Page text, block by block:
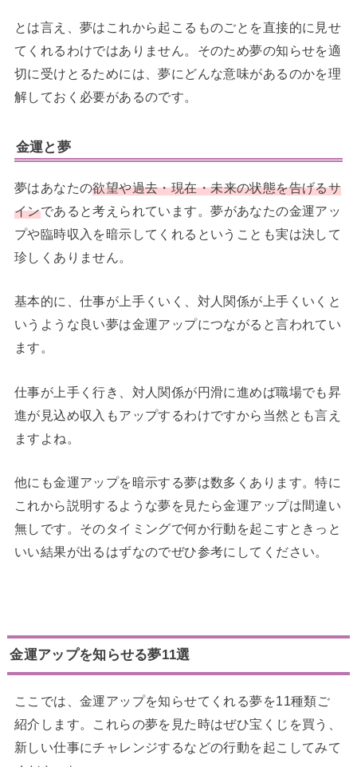
とは言え、夢はこれから起こるものごとを直接的に見せ
てくれるわけではありません。そのため夢の知らせを適
切に受けとるためには、夢にどんな意味があるのかを理
解しておく必要があるのです。
金運と夢
夢はあなたの欲望や過去・現在・未来の状態を告げるサ
インであると考えられています。夢があなたの金運アッ
プや臨時収入を暗示してくれるということも実は決して
珍しくありません。
基本的に、仕事が上手くいく、対人関係が上手くいくと
いうような良い夢は金運アップにつながると言われてい
ます。
仕事が上手く行き、対人関係が円滑に進めば職場でも昇
進が見込め収入もアップするわけですから当然とも言え
ますよね。
他にも金運アップを暗示する夢は数多くあります。特に
これから説明するような夢を見たら金運アップは間違い
無しです。そのタイミングで何か行動を起こすときっと
いい結果が出るはずなのでぜひ参考にしてください。
金運アップを知らせる夢11選
ここでは、金運アップを知らせてくれる夢を11種類ご
紹介します。これらの夢を見た時はぜひ宝くじを買う、
新しい仕事にチャレンジするなどの行動を起こしてみて